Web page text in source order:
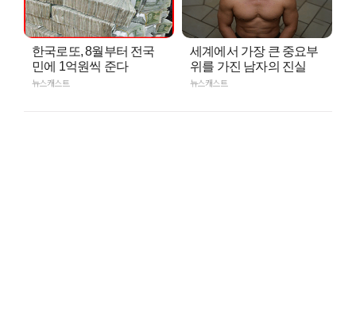
한국로또, 8월부터 전국
민에 1억원씩 준다
뉴스캐스트
세계에서 가장 큰 중요부
위를 가진 남자의 진실
뉴스캐스트